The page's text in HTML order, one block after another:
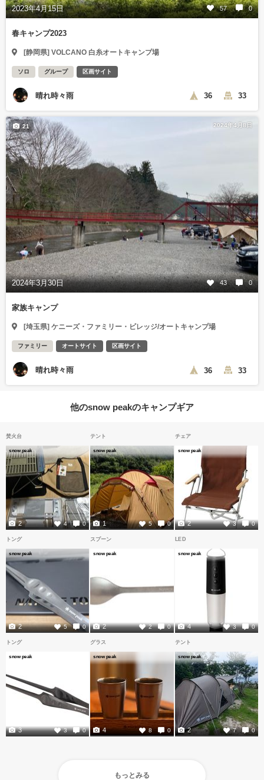
2023年4月15日 57 0
春キャンプ2023
[静岡県] VOLCANO 白糸オートキャンプ場
ソロ グループ 区画サイト
晴れ時々雨 36 33
2024年4月8日
2024年3月30日 43 0
21
家族キャンプ
[埼玉県] ケニーズ・ファミリー・ビレッジ/オートキャンプ場
ファミリー オートサイト 区画サイト
晴れ時々雨 36 33
他のsnow peakのキャンプギア
焚火台
snow peak
4 0
2
テント
snow peak
5 0
1
チェア
snow peak
3 0
2
トング
snow peak
5 0
2
スプーン
snow peak
2 0
2
LED
snow peak
3 0
4
トング
snow peak
3 0
3
グラス
snow peak
8 0
4
テント
snow peak
7 0
2
もっとみる